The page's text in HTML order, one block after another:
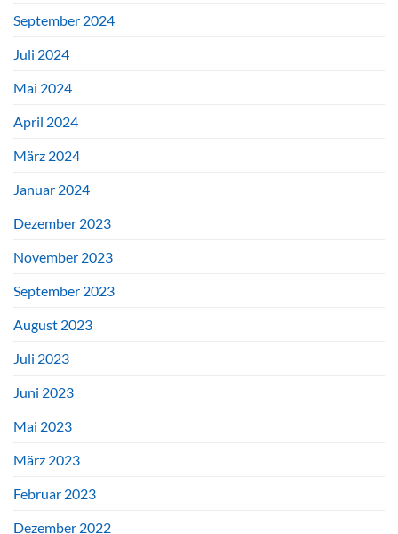
September 2024
Juli 2024
Mai 2024
April 2024
März 2024
Januar 2024
Dezember 2023
November 2023
September 2023
August 2023
Juli 2023
Juni 2023
Mai 2023
März 2023
Februar 2023
Dezember 2022